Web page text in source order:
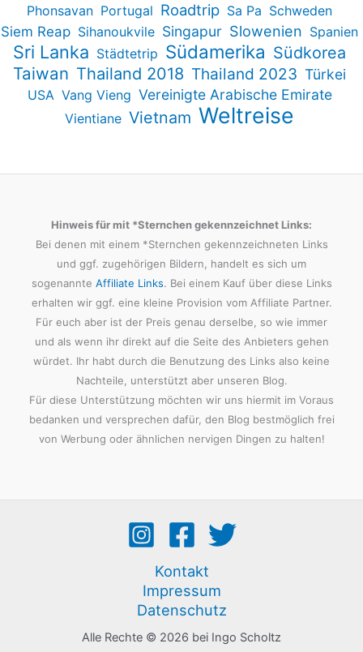
Phonsavan Portugal Roadtrip Sa Pa Schweden
Siem Reap Sihanoukvile Singapur Slowenien Spanien
Sri Lanka Städtetrip Südamerika Südkorea
Taiwan Thailand 2018 Thailand 2023 Türkei
USA Vang Vieng Vereinigte Arabische Emirate
Vientiane Vietnam Weltreise
Hinweis für mit *Sternchen gekennzeichnet Links:
Bei denen mit einem *Sternchen gekennzeichneten Links
und ggf. zugehörigen Bildern, handelt es sich um
sogenannte Affiliate Links. Bei einem Kauf über diese Links
erhalten wir ggf. eine kleine Provision vom Affiliate Partner.
Für euch aber ist der Preis genau derselbe, so wie immer
und als wenn ihr direkt auf die Seite des Anbieters gehen
würdet. Ihr habt durch die Benutzung des Links also keine
Nachteile, unterstützt aber unseren Blog.
Für diese Unterstützung möchten wir uns hiermit im Voraus
bedanken und versprechen dafür, den Blog bestmöglich frei
von Werbung oder ähnlichen nervigen Dingen zu halten!
Kontakt
Impressum
Datenschutz
Alle Rechte © 2026 bei Ingo Scholtz